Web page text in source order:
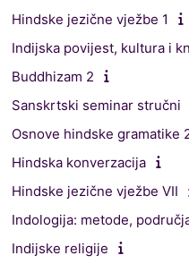
Hindske jezične vježbe 1
Indijska povijest, kultura i
Buddhizam 2
Sanskrtski seminar stručni
Osnove hindske gramatike
Hindska konverzacija
Hindske jezične vježbe VII
Indologija: metode,
Indijske religije